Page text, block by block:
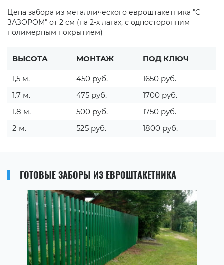
Цена забора из металлического евроштакетника "С
ЗАЗОРОМ" от 2 см (на 2-х лагах, с односторонним
полимерным покрытием)
ВЫСОТА МОНТАЖ ПОД КЛЮЧ
1,5 м. 450 руб.
1650 руб.
1.7 м.
475 руб.
1700 руб.
1.8 м.
500 руб.
1750 руб.
2 м.
525 руб. 1800 руб.
ГОТОВЫЕ ЗАБОРЫ ИЗ ЕВРОШТАКЕТНИКА